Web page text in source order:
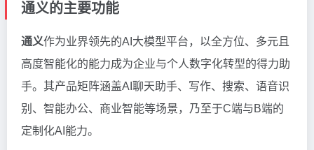
通义的主要功能
通义作为业界领先的AI大模型平台，以全方位、多元且
高度智能化的能力成为企业与个人数字化转型的得力助
手。其产品矩阵涵盖AI聊天助手、写作、搜索、语音识
别、智能办公、商业智能等场景，乃至于C端与B端的
定制化AI能力。